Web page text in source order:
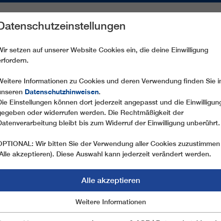
ERSATZTEILE SERVICE
SCHULUNGEN BEI LEITNER
UND
Bestens ausgebildete Fachkräfte, vom
zum Erfolg eines jeden Seilbahnbetreibers.
für eine optimale Sicherheit und Langlebigkeit
setzen auf unserer Website Cookies ein, die deine Einwilligung
Informationen zu Cookies und deren Verwendung finden Sie
Datenschutzhinweisen.
Einstellungen können dort jederzeit angepasst und die
oder widerrufen werden. Die Rechtmäßigkeit der
bleibt bis zum Widerruf der Einwilligung unberührt.
Wir bitten Sie der Verwendung aller Cookies zuzustimmen
akzeptieren). Diese Auswahl kann jederzeit verändert werden.
Alle akzeptieren
Marketing
Weitere Informationen